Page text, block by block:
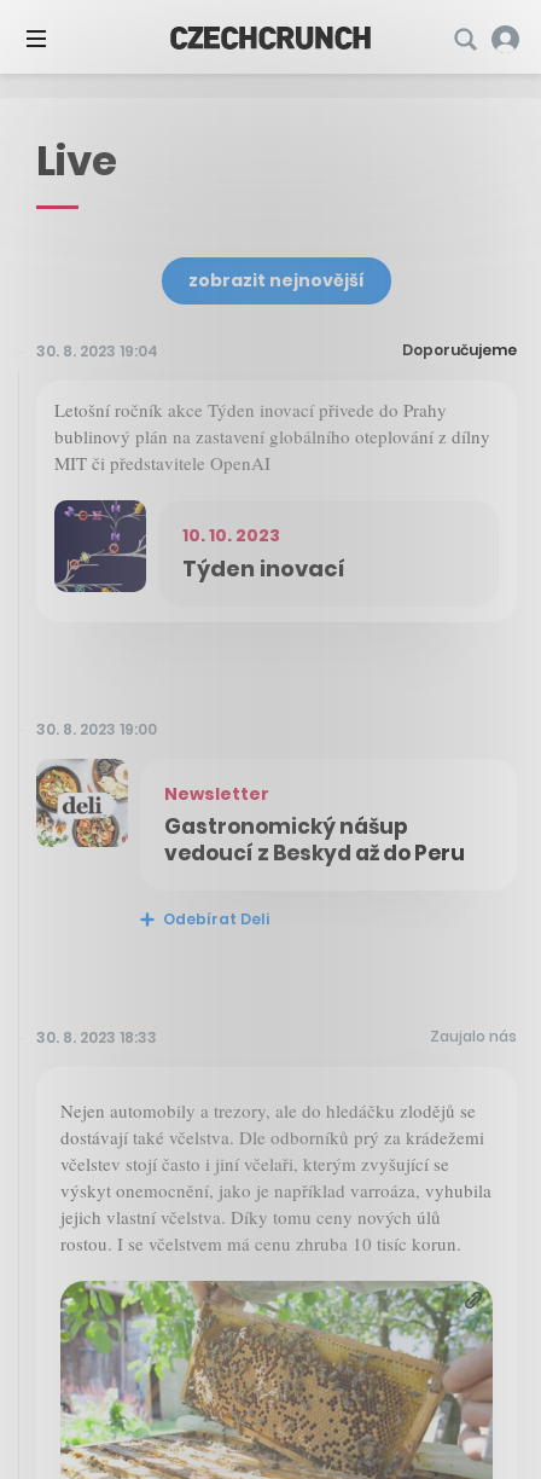
Live
zobrazit nejnovější
30. 8. 2023 19:04 Doporučujeme
Letošní ročník akce Týden inovací přivede do Prahy
bublinový plán na zastavení globálního oteplování z dílny
MIT či představitele OpenAI
10. 10. 2023
Týden inovací
30. 8. 2023 19:00
Newsletter
Gastronomický nášup
vedoucí z Beskyd až do Peru
Odebírat Deli
30. 8. 2023 18:33 Zaujalo nás
Nejen automobily a trezory, ale do hledáčku zlodějů se
dostávají také včelstva. Dle odborníků prý za krádežemi
včelstev stojí často i jiní včelaři, kterým zvyšující se
výskyt onemocnění, jako je například varroáza, vyhubila
jejich vlastní včelstva. Díky tomu ceny nových úlů
rostou. I se včelstvem má cenu zhruba 10 tisíc korun.